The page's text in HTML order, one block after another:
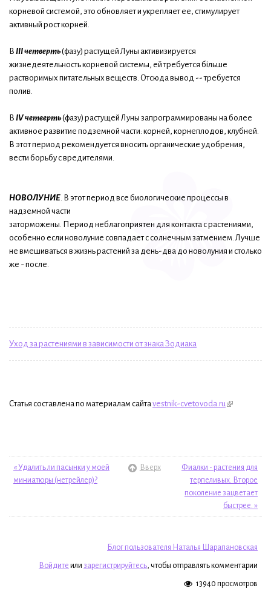
корневой системой, это обновляет и укрепляет ее, стимулирует
активный рост корней.
В III четверть(фазу) растущей Луны активизируется
жизнедеятельность корневой системы, ей требуется більше
растворимых питательных веществ. Отсюда вывод -- требуется
полив.
В IV четверть(фазу) растущей Луны запрограммированы на более
активное развитие подземной части: корней, корнеплодов, клубней.
В этот период рекомендуется вносить органические удобрения,
вести борьбу с вредителями.
НОВОЛУНИЕ. В этот период все биологические процессы в
надземной части
заторможены. Период неблагоприятен для контакта с растениями,
особенно если новолуние совпадает с солнечным затмением. Лучше
не вмешиваться в жизнь растений за день-два до новолуния и столько
же - после.
Уход за растениями в зависимости от знака Зодиака
Статья составлена по материалам сайтаvestnik-cvetovoda.ru
« Удалить ли пасынки у моей
миниатюры (нетрейлер)?
Вверх
Фиалки - растения для
терпеливых. Второе
поколение зацветает
быстрее. »
Блог пользователя Наталья Шарапановская
Войдите или зарегистрируйтесь, чтобы отправлять комментарии
13940 просмотров